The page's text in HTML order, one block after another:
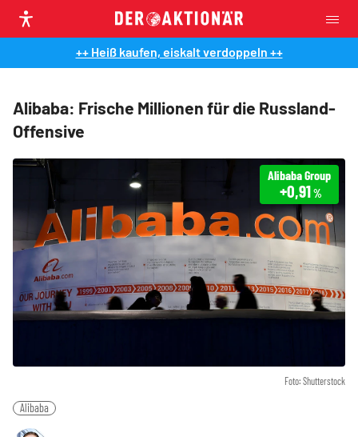
++ Heiß kaufen, eiskalt verdoppeln ++
Alibaba: Frische Millionen für die Russland-
Offensive
Foto: Shutterstock
Alibaba Group
+0,91%
Alibaba